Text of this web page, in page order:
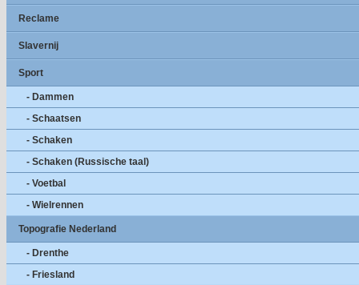
Reclame
Slavernij
Sport
- Dammen
- Schaatsen
- Schaken
- Schaken (Russische taal)
- Voetbal
- Wielrennen
Topografie Nederland
- Drenthe
- Friesland